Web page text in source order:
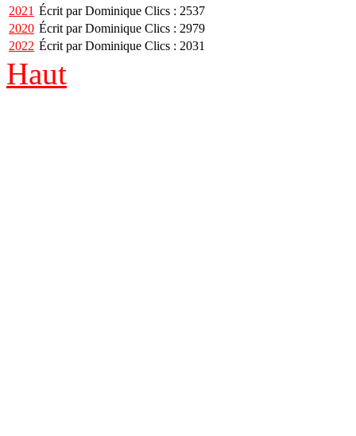
2021 Écrit par Dominique Clics : 2537
2020 Écrit par Dominique Clics : 2979
2022 Écrit par Dominique Clics : 2031
Haut